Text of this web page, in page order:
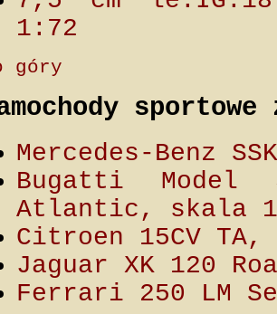
1:72
góry
Mercedes-Benz
Bugatti Model
Atlantic, skala
Citroen 15CV
Jaguar XK 120
Ferrari 250 LM